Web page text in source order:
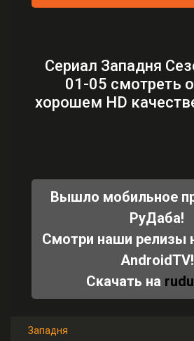
Сериал Западня
01-05 смотреть
хорошем HD
Вышло мобильное
РуДаба!
Смотри наши релизы
AndroidTV!
Скачать на
Западня